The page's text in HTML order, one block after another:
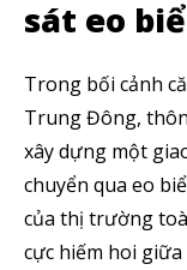
sát eo
Trong bối cảnh
Trung Đông,
xây dựng một
chuyển qua eo
của thị trường
cực hiếm hoi